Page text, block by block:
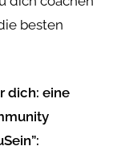
besten
dich: eine